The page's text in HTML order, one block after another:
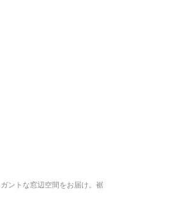
ントな窓辺空間をお届け。裾